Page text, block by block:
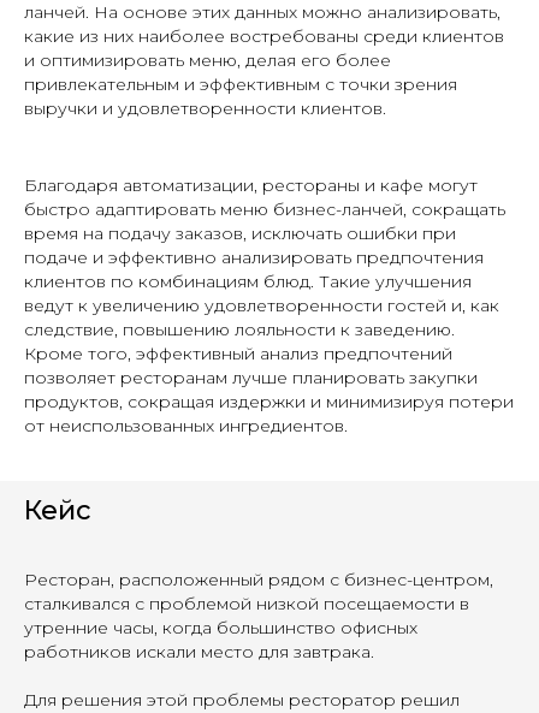
ланчей. На основе этих данных можно анализировать,
какие из них наиболее востребованы среди клиентов
и оптимизировать меню, делая его более
привлекательным и эффективным с точки зрения
выручки и удовлетворенности клиентов.
Благодаря автоматизации, рестораны и кафе могут
быстро адаптировать меню бизнес-ланчей, сокращать
время на подачу заказов, исключать ошибки при
подаче и эффективно анализировать предпочтения
клиентов по комбинациям блюд. Такие улучшения
ведут к увеличению удовлетворенности гостей и, как
следствие, повышению лояльности к заведению.
Кроме того, эффективный анализ предпочтений
позволяет ресторанам лучше планировать закупки
продуктов, сокращая издержки и минимизируя потери
от неиспользованных ингредиентов.
Кейс
Ресторан, расположенный рядом с бизнес-центром,
сталкивался с проблемой низкой посещаемости в
утренние часы, когда большинство офисных
работников искали место для завтрака.
Для решения этой проблемы ресторатор решил